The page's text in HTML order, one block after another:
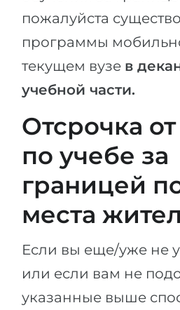
пожалуйста
программы
текущем вузе в
учебной части.
Отсрочка
по учебе за
границей
места
Если вы еще/уже не
или если вам не
указанные выше